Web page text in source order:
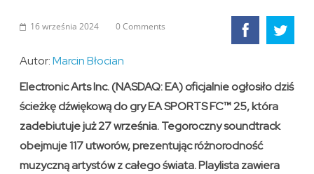
16 września 2024 0 Comments
Autor:Marcin Błocian
Electronic Arts Inc. (NASDAQ: EA) oficjalnie ogłosiło dziś
ścieżkę dźwiękową do gry EA SPORTS FC™ 25, która
zadebiutuje już 27 września. Tegoroczny soundtrack
obejmuje 117 utworów, prezentując różnorodność
muzyczną artystów z całego świata. Playlista zawiera